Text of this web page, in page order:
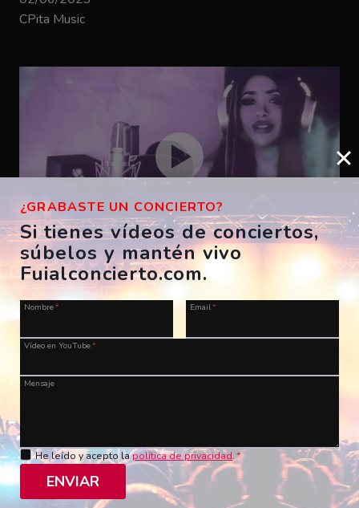
CPita Music
Bizarrap – SHAKIRA BZRP #53
ES, A Coruña, Morriña Festival
28/07/2023
CPita Music
¿GRABASTE UN CONCIERTO?
Si tienes vídeos de conciertos,
súbelos y mantén vivo
Fuialconcierto.com.
Nombre* Email*
Vídeo en YouTube*
Mensaje
He leído y acepto lapolítica de privacidad.*
ENVIAR